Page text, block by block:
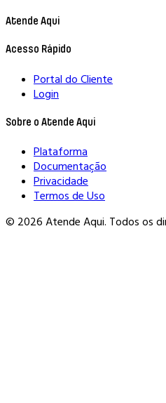
Atende Aqui
Acesso Rápido
Portal do Cliente
Login
Sobre o Atende Aqui
Plataforma
Documentação
Privacidade
Termos de Uso
© 2026 Atende Aqui. Todos os